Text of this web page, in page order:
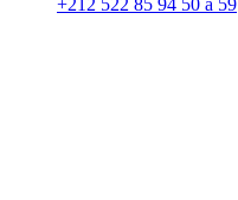
+212 522 85 94 50 à 59